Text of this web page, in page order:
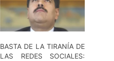
BASTA DE LA TIRANÍA DE
LAS REDES SOCIALES: